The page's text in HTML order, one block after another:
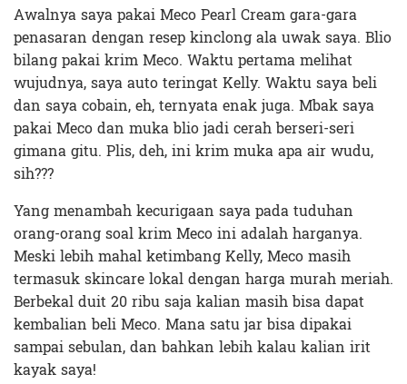
Awalnya saya pakai Meco Pearl Cream gara-gara
penasaran dengan resep kinclong ala uwak saya. Blio
bilang pakai krim Meco. Waktu pertama melihat
wujudnya, saya auto teringat Kelly. Waktu saya beli
dan saya cobain, eh, ternyata enak juga. Mbak saya
pakai Meco dan muka blio jadi cerah berseri-seri
gimana gitu. Plis, deh, ini krim muka apa air wudu,
sih???
Yang menambah kecurigaan saya pada tuduhan
orang-orang soal krim Meco ini adalah harganya.
Meski lebih mahal ketimbang Kelly, Meco masih
termasuk skincare lokal dengan harga murah meriah.
Berbekal duit 20 ribu saja kalian masih bisa dapat
kembalian beli Meco. Mana satu jar bisa dipakai
sampai sebulan, dan bahkan lebih kalau kalian irit
kayak saya!